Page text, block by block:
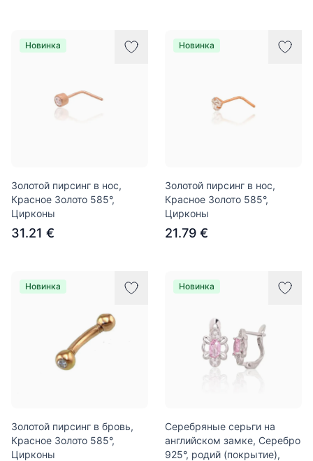
Новинка
Золотой пирсинг в нос,
Красное Золото 585°,
Цирконы
31.21 €
Новинка
Золотой пирсинг в нос,
Красное Золото 585°,
Цирконы
21.79 €
Новинка
Золотой пирсинг в бровь,
Красное Золото 585°,
Цирконы
Новинка
Серебряные серьги на
английском замке, Серебро
925°, родий (покрытие),